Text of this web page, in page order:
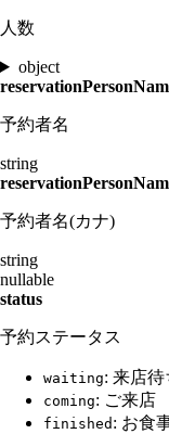
人数
object
予約者名
string
予約者名(カナ)
string
nullable
status
予約ステータス
waiting: 来店待
coming: ご来店
finished : お食